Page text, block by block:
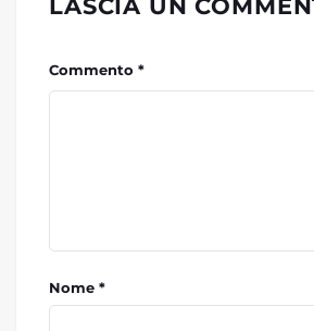
LASCIA UN
Commento *
Nome *